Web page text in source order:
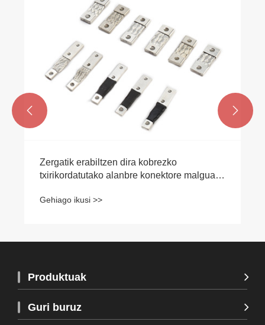
Zeintzuk diren diametro tipikoak
 
Produktuak
Guri buruz